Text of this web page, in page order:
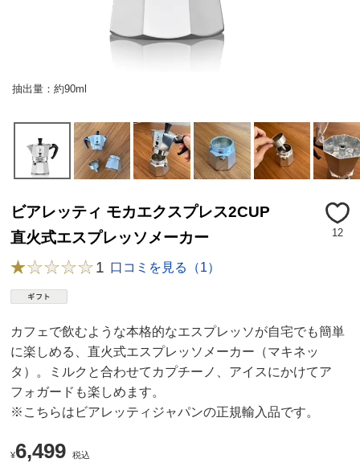
抽出量：約90ml
ビアレッティ モカエクスプレス2CUP
直火式エスプレッソメーカー
12
1 口コミを見る（1）
カフェで飲むような本格的なエスプレッソが自宅でも簡単
に楽しめる、直火式エスプレッソメーカー（マキネッ
タ）。ミルクと合わせてカプチーノ、アイスにかけてア
フォガードも楽しめます。
※こちらはビアレッティジャパンの正規輸入品です。
¥6,499 税込